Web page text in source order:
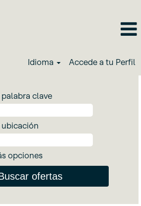
Idioma Accede a tu Perfil
clave
opciones